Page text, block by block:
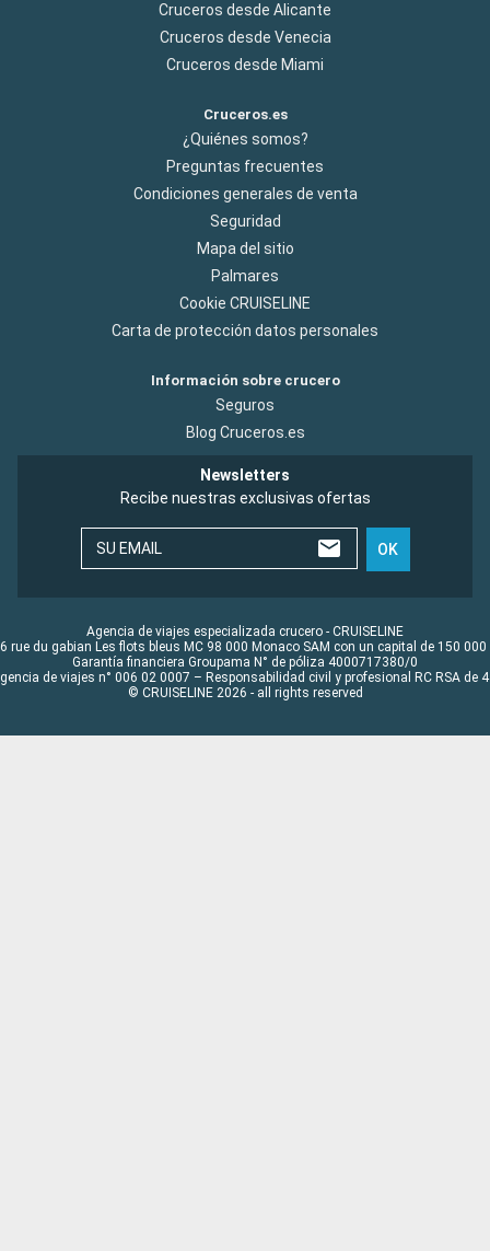
Cruceros desde Alicante
Cruceros desde Venecia
Cruceros desde Miami
Cruceros.es
¿Quiénes somos?
Preguntas frecuentes
Condiciones generales de venta
Seguridad
Mapa del sitio
Palmares
Cookie CRUISELINE
Carta de protección datos personales
Información sobre crucero
Seguros
Blog Cruceros.es
Newsletters
Recibe nuestras exclusivas ofertas
SU EMAIL OK
Agencia de viajes especializada crucero - CRUISELINE
rue du gabian Les flots bleus MC 98 000 Monaco SAM con un capital de 150 000
Garantía financiera Groupama N° de póliza 4000717380/0
de viajes n° 006 02 0007 – Responsabilidad civil y profesional RC RSA de
© CRUISELINE 2026 - all rights reserved